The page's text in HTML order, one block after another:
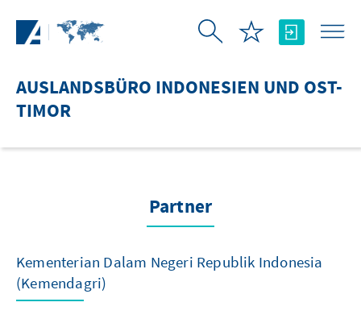
AUSLANDSBÜRO INDONESIEN UND OST-
TIMOR
Partner
Kementerian Dalam Negeri Republik Indonesia
(Kemendagri)